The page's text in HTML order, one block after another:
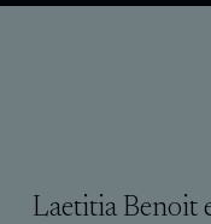
Laetitia Benoit